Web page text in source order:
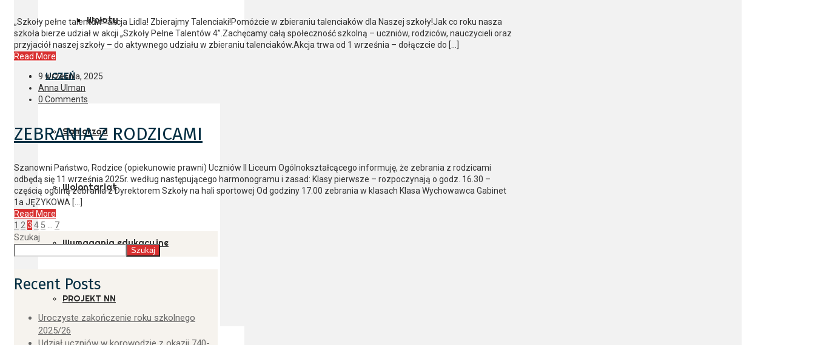
Wpłaty
UCZEŃ
Samorząd
Wolontariat
Wymagania edukacyjne
PROJEKT NN
„Szkoły pełne talentów” akcja Lidla! Zbierajmy Talenciaki!Pomóżcie w zbieraniu talenciaków dla Naszej szkoły!Jak co roku nasza
szkoła bierze udział w akcji „Szkoły Pełne Talentów 4”.Zachęcamy całą społeczność szkolną – uczniów, rodziców, nauczycieli oraz
przyjaciół naszej szkoły – do aktywnego udziału w zbieraniu talenciaków.Akcja trwa od 1 września – dołączcie do […]
Read More
9 września, 2025
Anna Ulman
0 Comments
ZEBRANIA Z RODZICAMI
Szanowni Państwo, Rodzice (opiekunowie prawni) Uczniów II Liceum Ogólnokształcącego informuję, że zebrania z rodzicami
odbędą się 11 września 2025r. według następującego harmonogramu i zasad: Klasy pierwsze – rozpoczynają o godz. 16.30 –
częścią ogólną zebrania z Dyrektorem Szkoły na hali sportowej Od godziny 17.00 zebrania w klasach Klasa Wychowawca Gabinet
1a JĘZYKOWA […]
Read More
1 2 3 4 5 7
Szukaj
Szukaj
Recent Posts
Uroczyste zakończenie roku szkolnego
2025/26